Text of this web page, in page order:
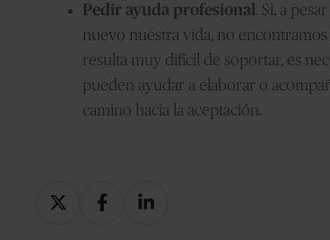
Pedir ayuda profesional . Si, a
nuevo nuestra vida, no
resulta muy difícil de soportar, es
pueden ayudar a elaborar o
camino hacia la aceptación.
CompartirCompartirCompartir